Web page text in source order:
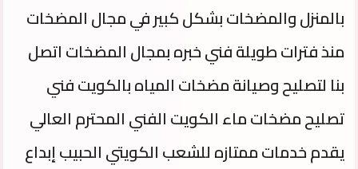
بالمنزل والمضخات بشكل كبير في مجال المضخات
منذ فترات طويلة فني خبره بمجال المضخات اتصل
بنا لتصليح وصيانة مضخات المياه بالكويت فني
تصليح مضخات ماء الكويت الفني المحترم العالي
يقدم خدمات ممتازه للشعب الكويتي الحبيب إبداع